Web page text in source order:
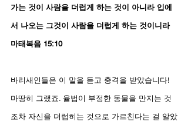
가는 것이 사람을 더럽게 하는 것이 아니라 입에
서 나오는 그것이 사람을 더럽게 하는 것이니라
마태복음 15:10
바리새인들은 이 말을 듣고 충격을 받았습니다!
마땅히 그랬죠. 율법이 부정한 동물을 만지는 것
조차 자신을 더럽히는 것으로 가르친다는 걸 알았